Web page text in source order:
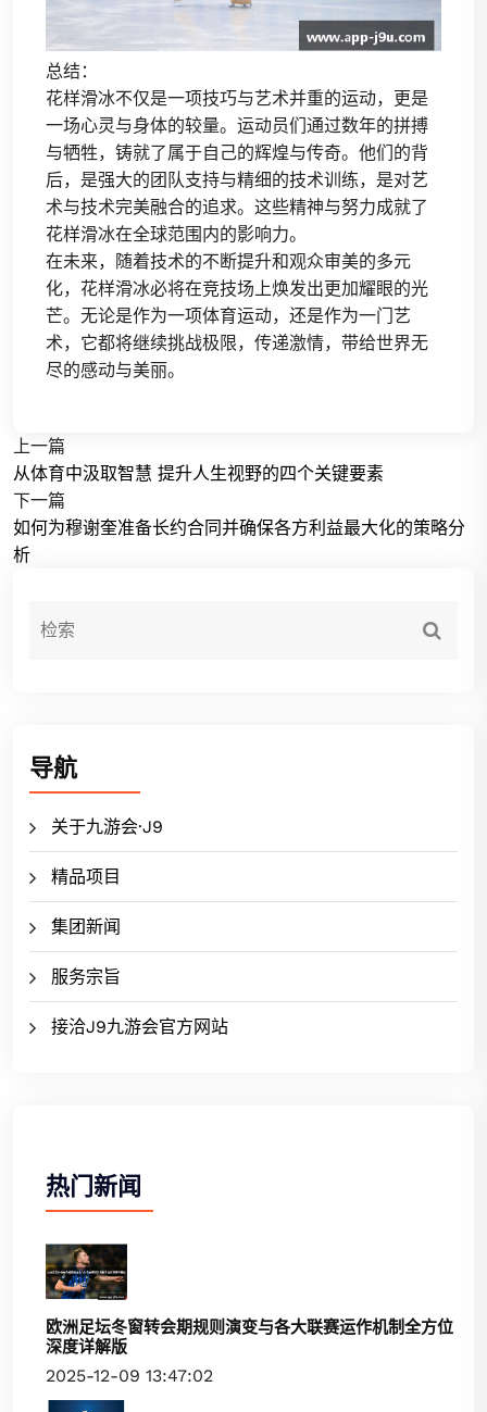
总结：
花样滑冰不仅是一项技巧与艺术并重的运动，更是
一场心灵与身体的较量。运动员们通过数年的拼搏
与牺牲，铸就了属于自己的辉煌与传奇。他们的背
后，是强大的团队支持与精细的技术训练，是对艺
术与技术完美融合的追求。这些精神与努力成就了
花样滑冰在全球范围内的影响力。
在未来，随着技术的不断提升和观众审美的多元
化，花样滑冰必将在竞技场上焕发出更加耀眼的光
芒。无论是作为一项体育运动，还是作为一门艺
术，它都将继续挑战极限，传递激情，带给世界无
尽的感动与美丽。
上一篇
从体育中汲取智慧 提升人生视野的四个关键要素
下一篇
如何为穆谢奎准备长约合同并确保各方利益最大化的策略分
析
导航
关于九游会·J9
精品项目
集团新闻
服务宗旨
接洽J9九游会官方网站
热门新闻
欧洲足坛冬窗转会期规则演变与各大联赛运作机制全方位
深度详解版
2025-12-09 13:47:02